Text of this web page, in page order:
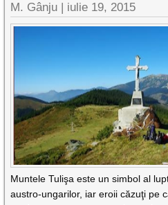
M. Gânju | iulie 19, 2015
Muntele Tulişa este un simbol al
austro-ungarilor, iar eroii căzuţi pe